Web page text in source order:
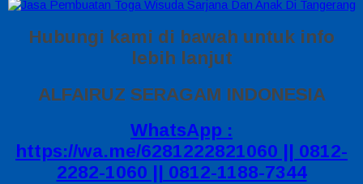
Hubungi kami di bawah untuk info
lebih lanjut
ALFAIRUZ SERAGAM INDONESIA
WhatsApp :
https://wa.me/6281222821060 || 0812-
2282-1060 || 0812-1188-7344